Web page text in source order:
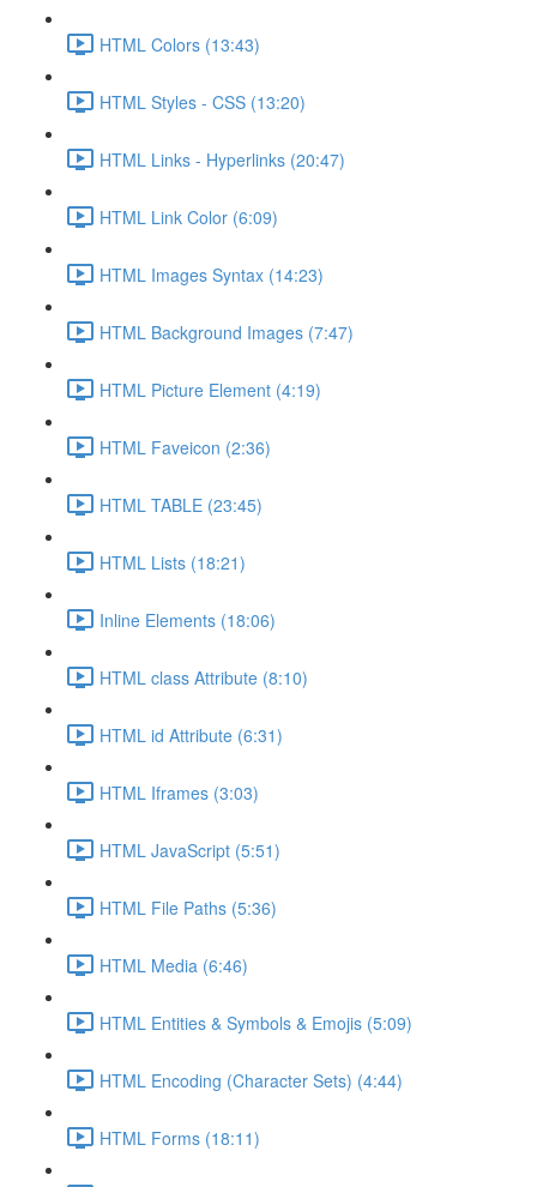
HTML Colors (13:43)
HTML Styles - CSS (13:20)
HTML Links - Hyperlinks (20:47)
HTML Link Color (6:09)
HTML Images Syntax (14:23)
HTML Background Images (7:47)
HTML Picture Element (4:19)
HTML Faveicon (2:36)
HTML TABLE (23:45)
HTML Lists (18:21)
Inline Elements (18:06)
HTML class Attribute (8:10)
HTML id Attribute (6:31)
HTML Iframes (3:03)
HTML JavaScript (5:51)
HTML File Paths (5:36)
HTML Media (6:46)
HTML Entities & Symbols & Emojis (5:09)
HTML Encoding (Character Sets) (4:44)
HTML Forms (18:11)